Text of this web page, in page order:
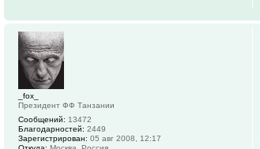
_fox_
Президент ФФ Танзании
Сообщений: 13472
Благодарностей: 2449
Зарегистрирован: 05 авг 2008, 12:17